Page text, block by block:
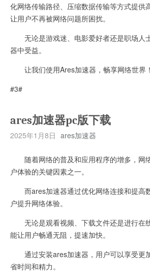
化网络传输路径、压缩数据传输等方式提供
让用户不再被网络问题所困扰。
无论是游戏迷、电影爱好者还是职场人
器中受益。
让我们使用Ares加速器，畅享网络世界！
#3#
ares加速器pc版下载
2025年1月8日 ares加速器
随着网络的普及和应用程序的增多，网
户体验的关键因素之一。
而ares加速器通过优化网络连接和提高
户提升网络体验。
无论是观看视频、下载文件还是进行在
能让用户畅通无阻，提速加快。
通过安装ares加速器，用户可以享受更
省时间和精力。